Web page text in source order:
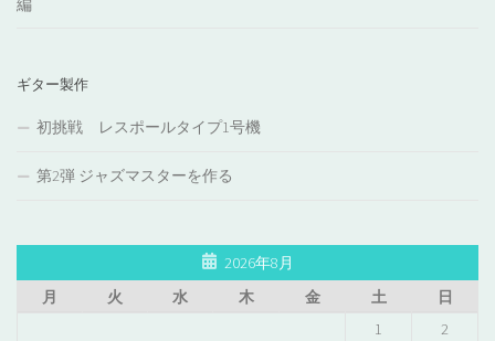
編
ギター製作
初挑戦 レスポールタイプ1号機
第2弾 ジャズマスターを作る
2026年8月
月
火 水 木 金 土
日
1
2